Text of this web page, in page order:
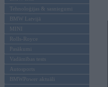
Tehnoloģijas & sasniegumi
BMW Latvijā
MINI
Rolls-Royce
Pasākumi
Vadāmības tests
Autosports
BMWPower aktuāli